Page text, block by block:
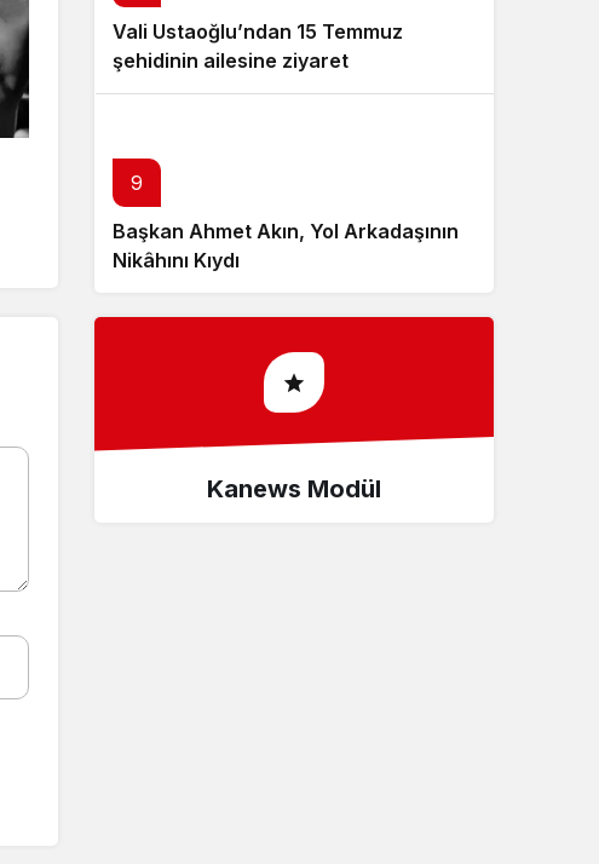
Vali Ustaoğlu’ndan 15 Temmuz
şehidinin ailesine ziyaret
9
Başkan Ahmet Akın, Yol Arkadaşının
Nikâhını Kıydı
10
Przędza Akryl – Producent 100%
Recyklingu
Kanews Modül